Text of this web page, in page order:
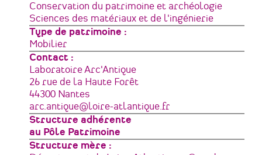
Conservation du patrimoine et archéologie
Sciences des matériaux et de l'ingénierie
Type de patrimoine
Mobilier
Contact :
Laboratoire Arc'Antique
Adresse
26 rue de la Haute Forêt
44300 Nantes
France
Courriel
arc.antique@loire-atlantique.fr
Structure adhérente
au Pôle Patrimoine
Structure mère